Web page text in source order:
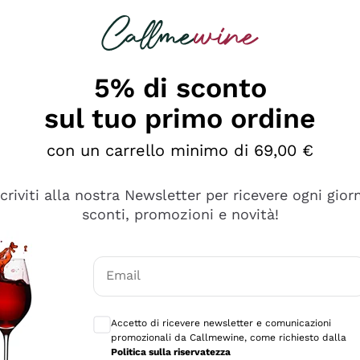
è male ma secondo me ci sono alternative che
5% di sconto
sul tuo primo ordine
con un carrello minimo di 69,00 €
alla nostra Newsletter per ricevere ogni
sconti, promozioni e novità!
Email
Accetto di ricevere newsletter e comunicazioni
promozionali da Callmewine, come richiesto dalla
Politica sulla riservatezza